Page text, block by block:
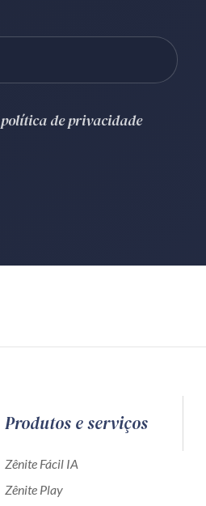
política de privacidade
Produtos e serviços
Zênite Fácil IA
Zênite Play